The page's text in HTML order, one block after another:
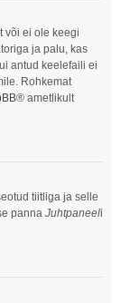
või ei ole keegi
ja palu, kas
antud keelefaili ei
Rohkemat
® ametlikult
tiitliga ja selle
panna Juhtpaneeli